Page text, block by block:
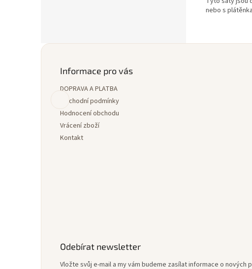
nebo s
Informace pro vás
DOPRAVA A PLATBA
Obchodní podmínky
Hodnocení obchodu
Vrácení zboží
Kontakt
Odebírat newsletter
Vložte svůj e-mail a my vám budeme zasílat informace o nových